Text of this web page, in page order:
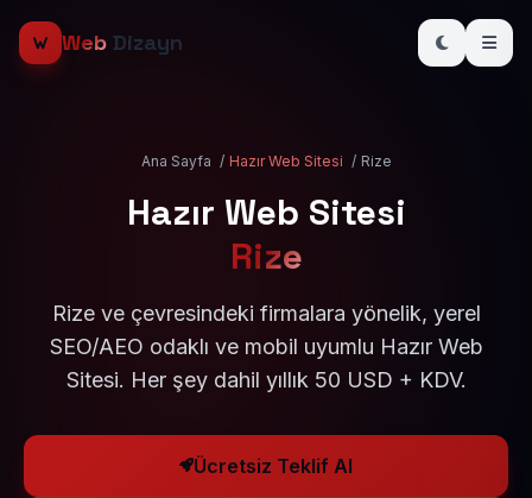
Web Dizayn
Ana Sayfa / Hazır Web Sitesi / Rize
Hazır Web Sitesi
Rize
Rize ve çevresindeki firmalara yönelik, yerel
SEO/AEO odaklı ve mobil uyumlu Hazır Web
Sitesi. Her şey dahil yıllık 50 USD + KDV.
Ücretsiz Teklif Al